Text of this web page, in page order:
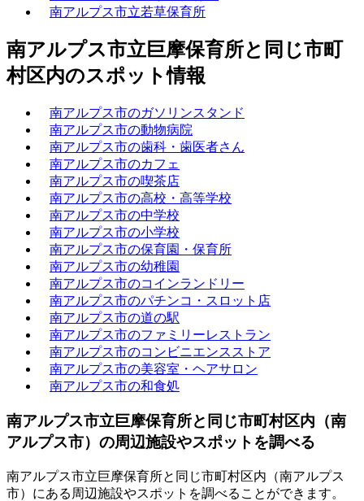
南アルプス市立若草保育所
南アルプス市立巨摩保育所と同じ市町
村区内のスポット情報
南アルプス市のガソリンスタンド
南アルプス市の動物病院
南アルプス市の歯科・歯医者さん
南アルプス市のカフェ
南アルプス市の喫茶店
南アルプス市の高校・高等学校
南アルプス市の中学校
南アルプス市の小学校
南アルプス市の保育園・保育所
南アルプス市の幼稚園
南アルプス市のコインランドリー
南アルプス市のパチンコ・スロット店
南アルプス市の道の駅
南アルプス市のファミリーレストラン
南アルプス市のコンビニエンスストア
南アルプス市の美容室・ヘアサロン
南アルプス市の和食処
南アルプス市立巨摩保育所と同じ市町村区内（南
アルプス市）の周辺施設やスポットを調べる
南アルプス市立巨摩保育所と同じ市町村区内（南アルプス
市）にある周辺施設やスポットを調べることができます。